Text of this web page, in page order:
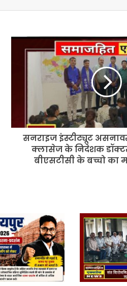
सनराइज
इंस्टीट्यूट
निदेशक
डॉक्टर
मार्गदर्शन
किया
सनराइज इंस्टीट्यूट
क्लासेज के निदेशक
बीएसटीसी के बच्चो का